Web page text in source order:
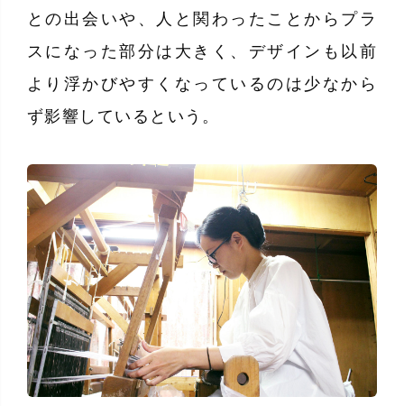
との出会いや、人と関わったことからプラ
スになった部分は大きく、デザインも以前
より浮かびやすくなっているのは少なから
ず影響しているという。